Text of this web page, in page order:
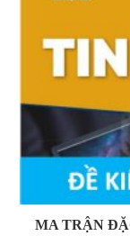
MA TRẬN